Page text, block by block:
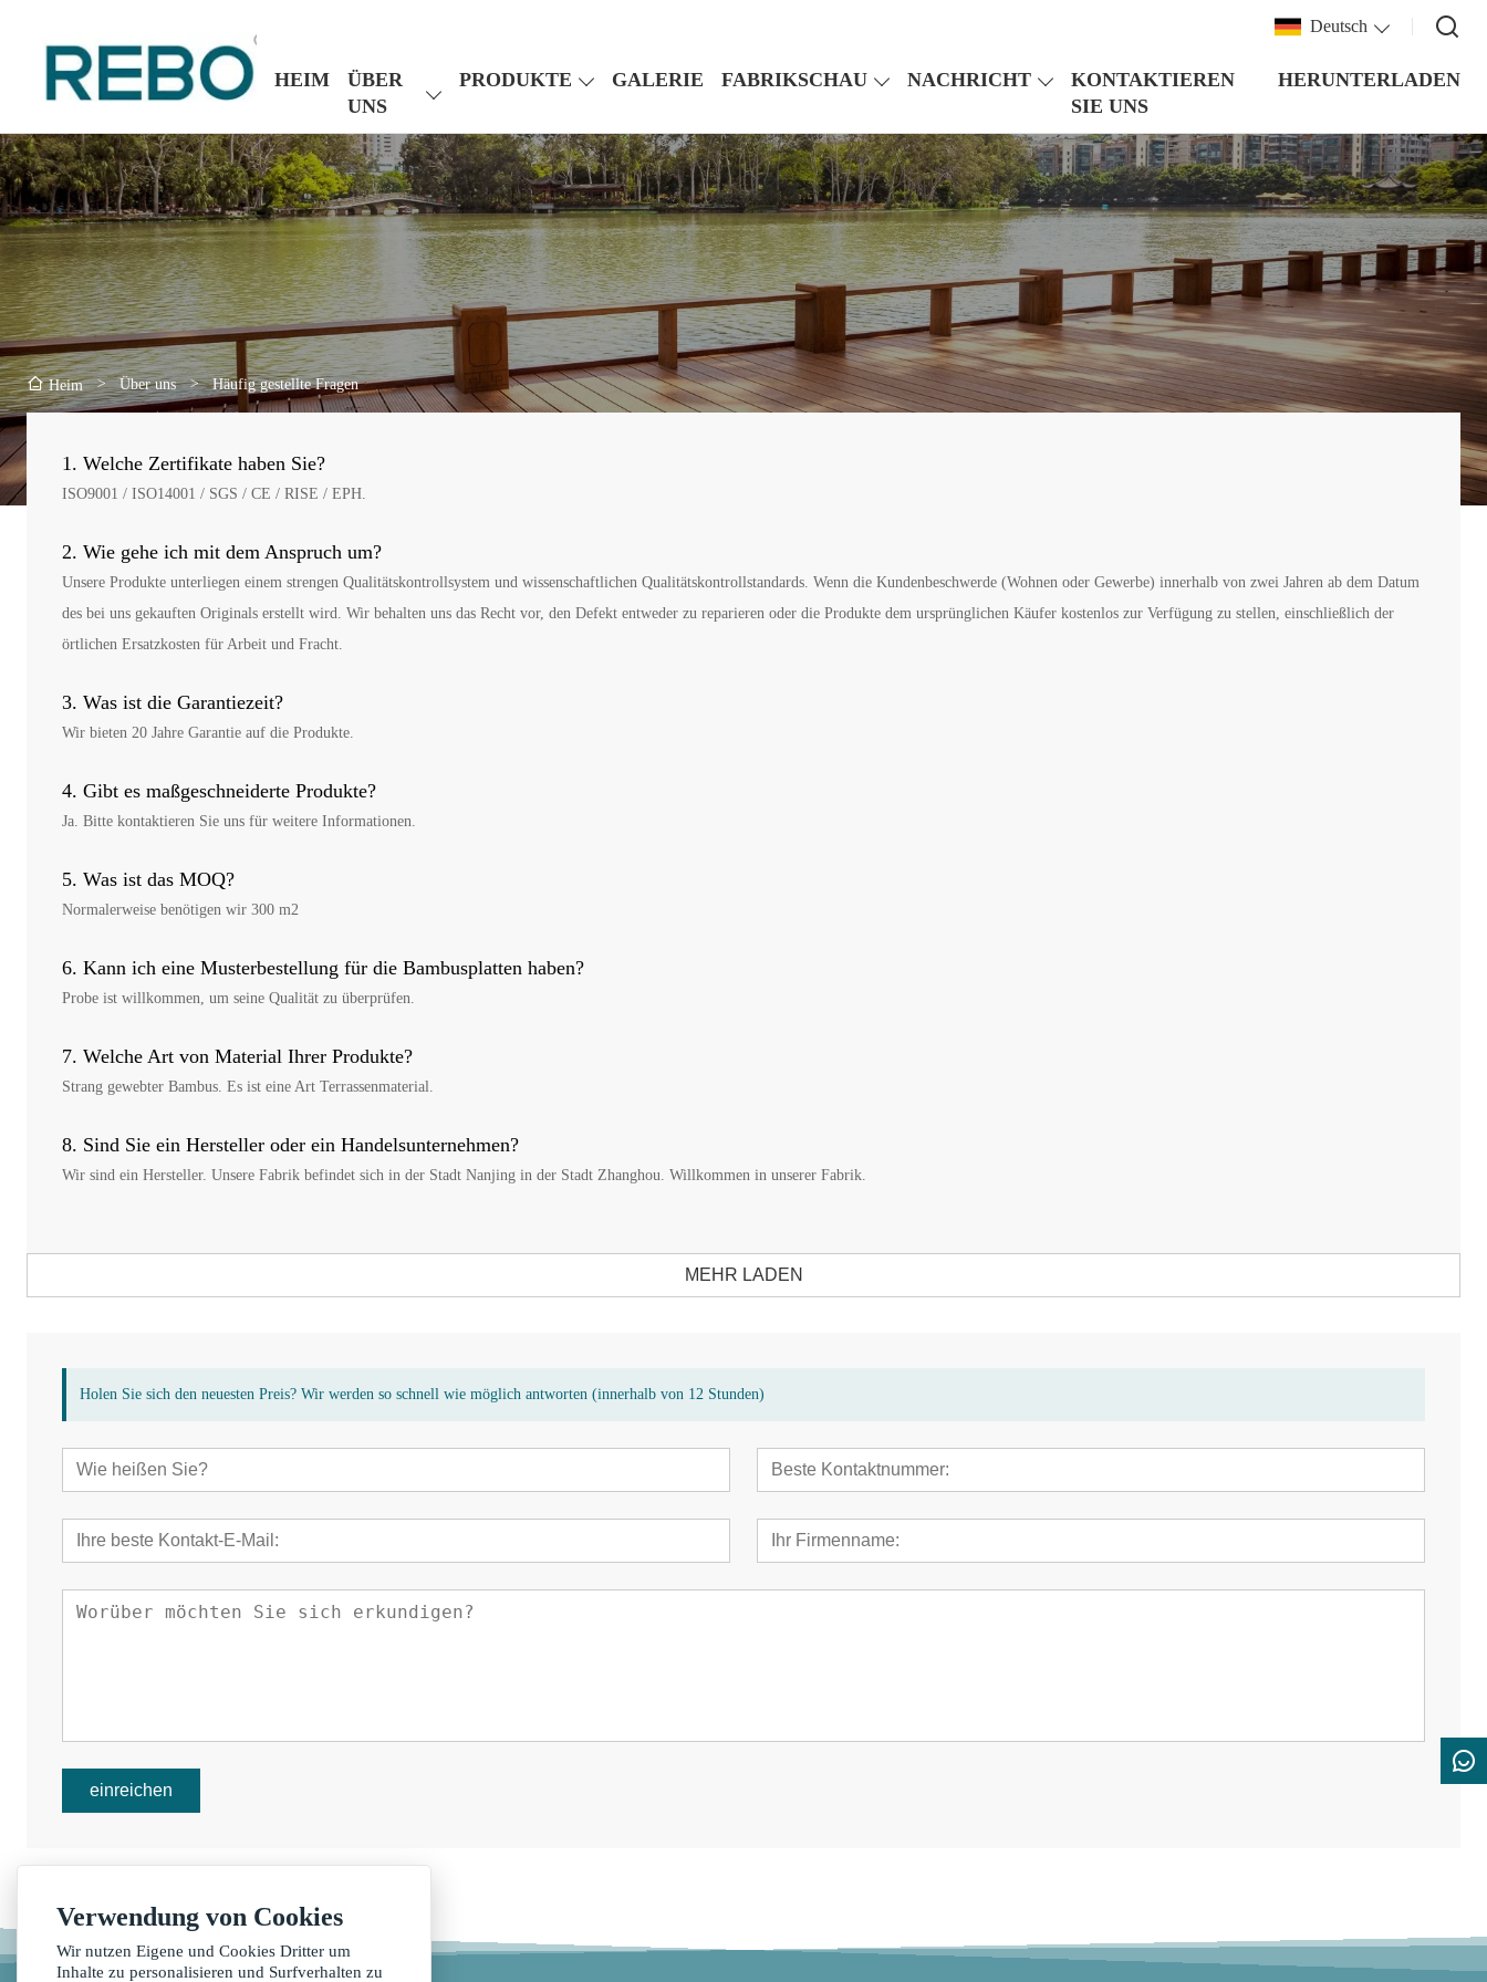
Deutsch
HEIM
ÜBER
UNS
PRODUKTE GALERIE FABRIKSCHAU NACHRICHT
KONTAKTIEREN
SIE UNS
HERUNTERLADEN
Heim > Über uns > Häufig gestellte Fragen
1. Welche Zertifikate haben Sie?
ISO9001 / ISO14001 / SGS / CE / RISE / EPH.
2. Wie gehe ich mit dem Anspruch um?
Unsere Produkte unterliegen einem strengen Qualitätskontrollsystem und wissenschaftlichen Qualitätskontrollstandards. Wenn die Kundenbeschwerde (Wohnen oder Gewerbe) innerhalb von zwei Jahren ab dem Datum
des bei uns gekauften Originals erstellt wird. Wir behalten uns das Recht vor, den Defekt entweder zu reparieren oder die Produkte dem ursprünglichen Käufer kostenlos zur Verfügung zu stellen, einschließlich der
örtlichen Ersatzkosten für Arbeit und Fracht.
3. Was ist die Garantiezeit?
Wir bieten 20 Jahre Garantie auf die Produkte.
4. Gibt es maßgeschneiderte Produkte?
Ja. Bitte kontaktieren Sie uns für weitere Informationen.
5. Was ist das MOQ?
Normalerweise benötigen wir 300 m2
6. Kann ich eine Musterbestellung für die Bambusplatten haben?
Probe ist willkommen, um seine Qualität zu überprüfen.
7. Welche Art von Material Ihrer Produkte?
Strang gewebter Bambus. Es ist eine Art Terrassenmaterial.
8. Sind Sie ein Hersteller oder ein Handelsunternehmen?
Wir sind ein Hersteller. Unsere Fabrik befindet sich in der Stadt Nanjing in der Stadt Zhanghou. Willkommen in unserer Fabrik.
MEHR LADEN
Holen Sie sich den neuesten Preis? Wir werden so schnell wie möglich antworten (innerhalb von 12 Stunden)
einreichen
Verwendung von Cookies
Wir nutzen Eigene und Cookies Dritter um
Inhalte zu personalisieren und Surfverhalten zu